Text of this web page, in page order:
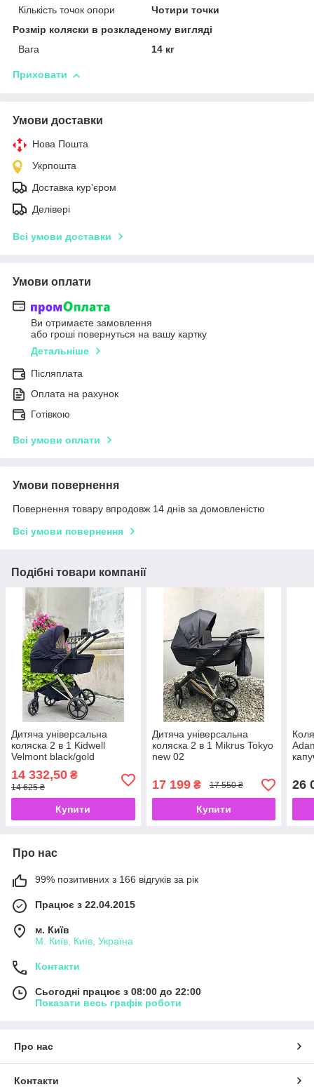
Кількість точок опори
Чотири точки
Розмір коляски в розкладеному вигляді
Вага
14 кг
Приховати
Умови доставки
Нова Пошта
Укрпошта
Доставка кур'єром
Делівері
Всі умови доставки
Умови оплати
Ви отримаєте замовлення
або гроші повернуться на вашу картку
Детальніше
Післяплата
Оплата на рахунок
Готівкою
Всі умови оплати
Умови повернення
Повернення товару впродовж 14 днів за домовленістю
Всі умови повернення
Подібні товари компанії
Дитяча універсальна
коляска 2 в 1 Kidwell
Velmont black/gold
14 332,50 ₴
14 625 ₴
Купити
Дитяча універсальна
коляска 2 в 1 Mikrus Tokyo
new 02
17 199₴ 17 550 ₴
Купити
26
Про нас
99% позитивних з 166 відгуків за рік
Працює з 22.04.2015
м. Київ
М. Київ, Київ, Україна
Контакти
Сьогодні працює з 08:00 до 22:00
Показати весь графік роботи
Про нас
Контакти